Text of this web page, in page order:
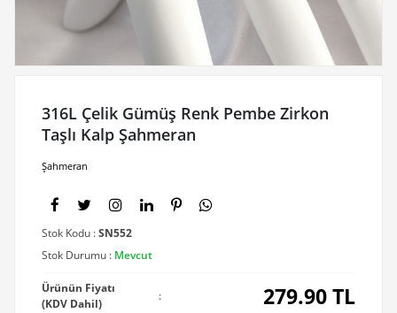
316L Çelik Gümüş Renk Pembe Zirkon
Taşlı Kalp Şahmeran
Şahmeran
Stok Kodu :SN552
Stok Durumu : Mevcut
Ürünün Fiyatı
(KDV Dahil)
: 279.90TL